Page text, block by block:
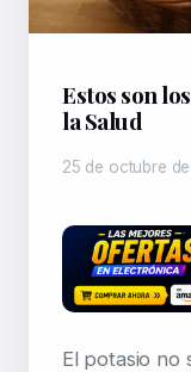
Estos son
la Salud
25 de octubre
El potasio no